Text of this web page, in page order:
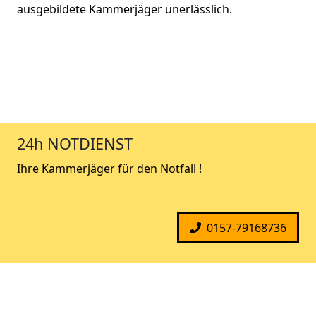
ausgebildete Kammerjäger unerlässlich.
24h NOTDIENST
Ihre Kammerjäger für den Notfall !
0157-79168736